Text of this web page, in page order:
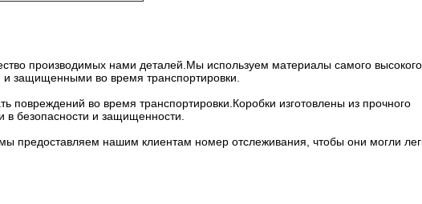
производимых нами деталей.Мы используем материалы самого высокого
и защищенными во время транспортировки.
во время транспортировки.Коробки изготовлены из прочного
в безопасности и защищенности.
предоставляем нашим клиентам номер отслеживания, чтобы они могли